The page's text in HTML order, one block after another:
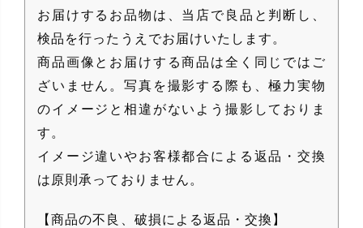
お届けするお品物は、当店で良品と判断し、
検品を行ったうえでお届けいたします。
商品画像とお届けする商品は全く同じではご
ざいません。写真を撮影する際も、極力実物
のイメージと相違がないよう撮影しておりま
す。
イメージ違いやお客様都合による返品・交換
は原則承っておりません。
【商品の不良、破損による返品・交換】